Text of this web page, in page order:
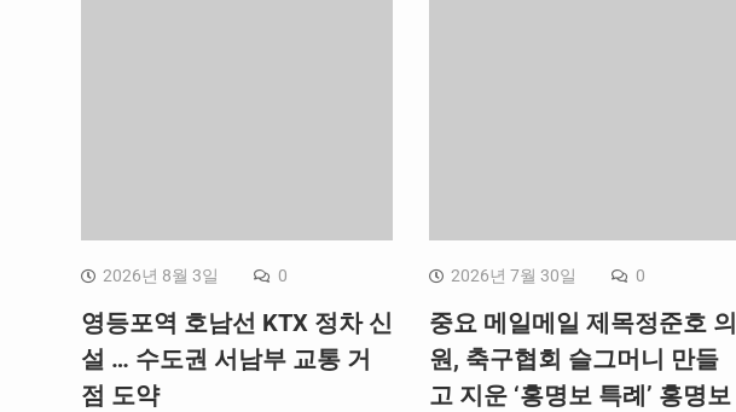
2026년 8월 3일 0
영등포역 호남선 KTX 정차 신
설 … 수도권 서남부 교통 거
점 도약
2026년 7월 30일 0
중요 메일메일 제목정준호 의
원, 축구협회 슬그머니 만들
고 지운 ‘홍명보 특례’ 홍명보